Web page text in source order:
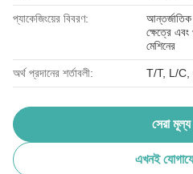
প্যাকেজিংয়ের বিবরণ:
ক্ষেত্রে এবং
মেশিনের
অর্থ প্রদানের শর্তাবলী: T/T, L/C,
সেরা মূল্য
এখনই